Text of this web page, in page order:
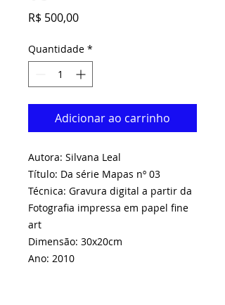
R$ 500,00Preço
Quantidade *
Adicionar ao carrinho
Autora: Silvana Leal
Título: Da série Mapas nº 03
Técnica: Gravura digital a partir da
Fotografia impressa em papel fine
art
Dimensão: 30x20cm
Ano: 2010